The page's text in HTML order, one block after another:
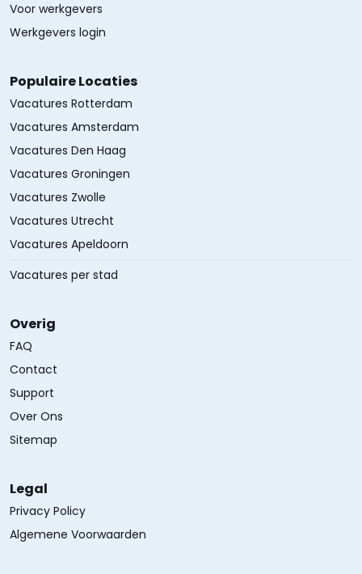
Voor werkgevers
Werkgevers login
Populaire Locaties
Vacatures Rotterdam
Vacatures Amsterdam
Vacatures Den Haag
Vacatures Groningen
Vacatures Zwolle
Vacatures Utrecht
Vacatures Apeldoorn
Vacatures per stad
Overig
FAQ
Contact
Support
Over Ons
Sitemap
Legal
Privacy Policy
Algemene Voorwaarden